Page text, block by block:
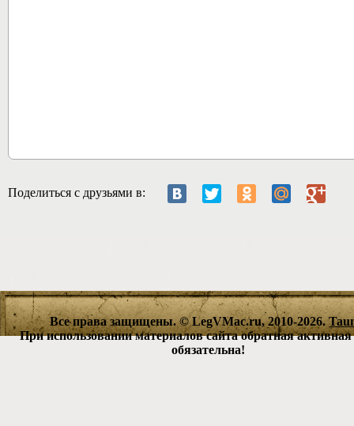
Поделиться с друзьями в:
Все права защищены. © LegVMac.ru, 2010-2026.
При использовании материалов сайта обратная
обязательна!